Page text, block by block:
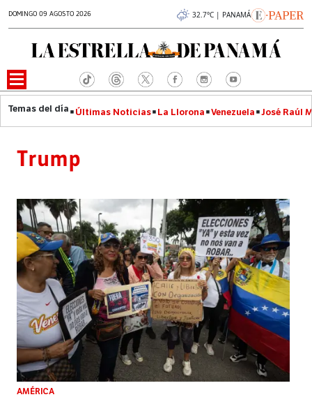
DOMINGO 09 AGOSTO 2026 32.7°C | PANAMÁ
Últimas Noticias La Llorona Venezuela José Raúl
Trump
AMÉRICA